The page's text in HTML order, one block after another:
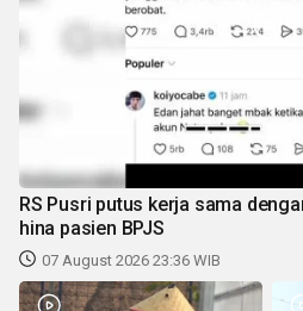
RS Pusri putus kerja sama
hina pasien BPJS
07 August 2026 23:36 WIB